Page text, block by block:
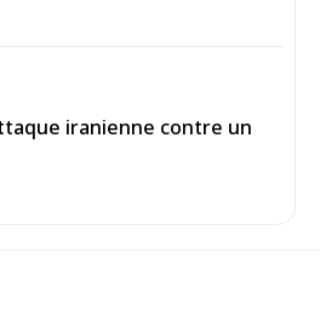
iranienne contre un